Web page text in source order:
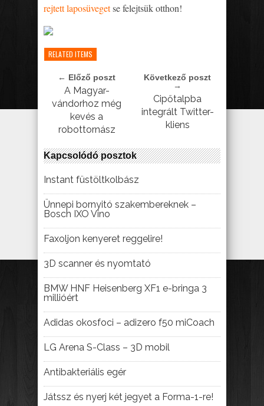
rejtett laposüvegetse felejtsük otthon!
RELATED ITEMS
← Előző poszt
A Magyar-
vándorhoz még
kevés a
robottornász
Következő poszt
→
Cipőtalpba
integrált Twitter-
kliens
Kapcsolódó posztok
Instant füstöltkolbász
Ünnepi bornyitó szakembereknek –
Bosch IXO Vino
Faxoljon kenyeret reggelire!
3D scanner és nyomtató
BMW HNF Heisenberg XF1 e-bringa 3
millióért
Adidas okosfoci – adizero f50 miCoach
LG Arena S-Class – 3D mobil
Antibakteriális egér
Játssz és nyerj két jegyet a Forma-1-re!